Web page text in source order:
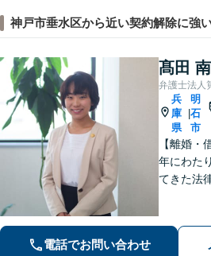
神戸市垂水区から近い契約解除に強
髙田 南
弁護士法人
兵
庫
県
明
石
市
【離婚・
年にわた
てきた法
【借金問
ピーディ
電話でお問い合わせ